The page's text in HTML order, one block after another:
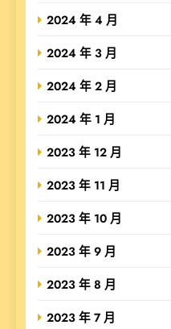
2024 年 4 月
2024 年 3 月
2024 年 2 月
2024 年 1 月
2023 年 12 月
2023 年 11 月
2023 年 10 月
2023 年 9 月
2023 年 8 月
2023 年 7 月